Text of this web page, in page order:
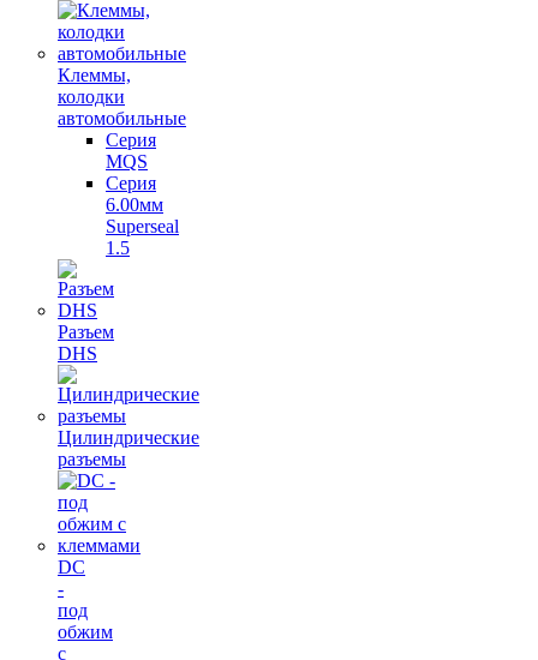
Клеммы,
колодки
автомобильные
Серия
MQS
Серия
6.00мм
Superseal
1.5
Разъем
DHS
Цилиндрические
разъемы
DC
-
под
обжим
с